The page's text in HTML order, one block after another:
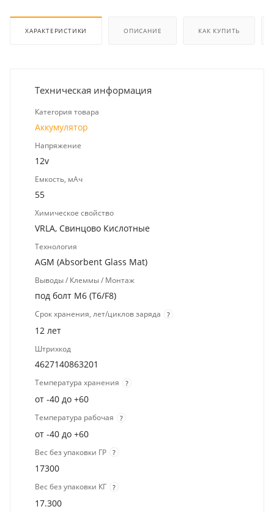
ХАРАКТЕРИСТИКИ ОПИСАНИЕ КАК КУПИТЬ
Техническая информация
Категория товара
Аккумулятор
Напряжение
12v
Емкость, мАч
55
Химическое свойство
VRLA, Свинцово Кислотные
Технология
AGM (Absorbent Glass Mat)
Выводы / Клеммы / Монтаж
под болт M6 (T6/F8)
Срок хранения, лет/циклов заряда ?
12 лет
Штрихкод
4627140863201
Температура хранения ?
от -40 до +60
Температура рабочая ?
от -40 до +60
Вес без упаковки ГР ?
17300
Вес без упаковки КГ ?
17.300